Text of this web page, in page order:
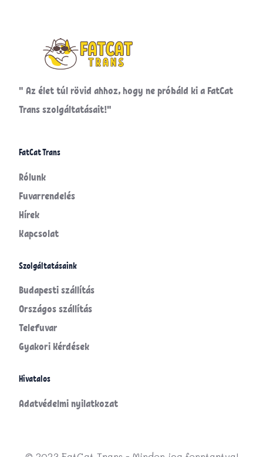
" Az élet túl rövid ahhoz, hogy ne próbáld ki a FatCat
Trans szolgáltatásait!"
FatCat Trans
Rólunk
Fuvarrendelés
Hírek
Kapcsolat
Szolgáltatásaink
Budapesti szállítás
Országos szállítás
Telefuvar
Gyakori Kérdések
Hivatalos
Adatvédelmi nyilatkozat